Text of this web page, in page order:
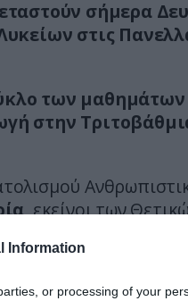
Information
or processing of your
σήμερα
στις
των μαθημάτων
στην
, εκείνοι των
και